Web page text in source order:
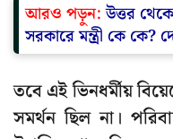
আরও পড়ুন:উত্তর
সরকারে মন্ত্রী কে কে?
তবে এই ভিনধর্মীয়
সমর্থন ছিল না।